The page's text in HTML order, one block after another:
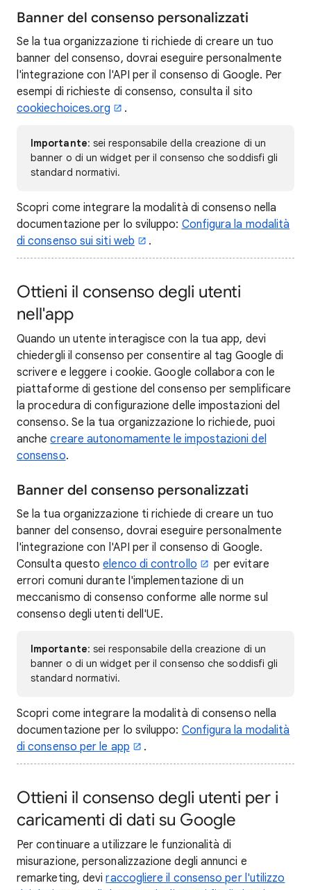
Banner del consenso personalizzati
Se la tua organizzazione ti richiede di creare un tuo
banner del consenso, dovrai eseguire personalmente
l'integrazione con l'API per il consenso di Google. Per
esempi di richieste di consenso, consulta il sito
cookiechoices.org
.
Importante: sei responsabile della creazione di un
banner o di un widget per il consenso che soddisfi gli
standard normativi.
Scopri come integrare la modalità di consenso nella
documentazione per lo sviluppo: Configura la modalità
di consenso sui siti web
.
Ottieni il consenso degli utenti
nell'app
Quando un utente interagisce con la tua app, devi
chiedergli il consenso per consentire al tag Google di
scrivere e leggere i cookie. Google collabora con le
piattaforme di gestione del consenso per semplificare
la procedura di configurazione delle impostazioni del
consenso. Se la tua organizzazione lo richiede, puoi
anchecreare autonomamente le impostazioni del
consenso.
Banner del consenso personalizzati
Se la tua organizzazione ti richiede di creare un tuo
banner del consenso, dovrai eseguire personalmente
l'integrazione con l'API per il consenso di Google.
Consulta questoelenco di controllo
per evitare
errori comuni durante l'implementazione di un
meccanismo di consenso conforme alle norme sul
consenso degli utenti dell'UE.
Importante: sei responsabile della creazione di un
banner o di un widget per il consenso che soddisfi gli
standard normativi.
Scopri come integrare la modalità di consenso nella
documentazione per lo sviluppo: Configura la modalità
di consenso per le app
.
Ottieni il consenso degli utenti per i
caricamenti di dati su Google
Per continuare a utilizzare le funzionalità di
misurazione, personalizzazione degli annunci e
remarketing, deviraccogliere il consenso per l'utilizzo